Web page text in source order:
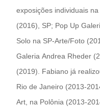
exposições individuais
(2016), SP; Pop Up
Solo na SP-Arte/Foto
Galeria Andrea Rheder
(2019). Fabiano já
Rio de Janeiro (2013-
Art, na Polônia (2013-